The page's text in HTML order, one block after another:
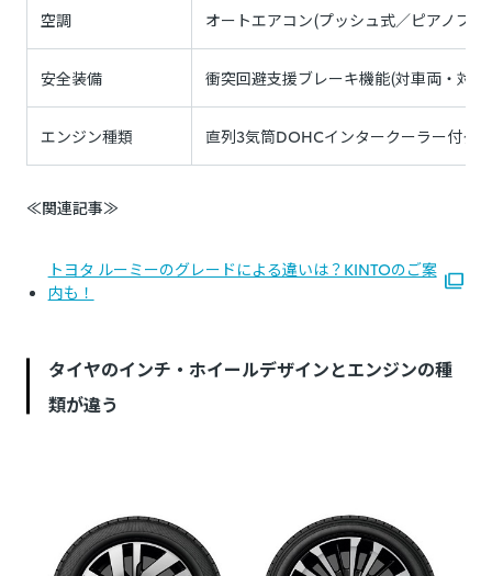
空調 オートエアコン(プッシュ式／ピアノブラ
安全装備 衝突回避支援ブレーキ機能(対車両・対
エンジン種類 直列3気筒DOHCインタークーラー付タ
≪関連記事≫
トヨタ ルーミーのグレードによる違いは？KINTOのご案
内も！
タイヤのインチ・ホイールデザインとエンジンの種
類が違う